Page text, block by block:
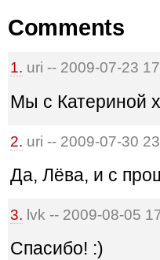
Comments
1. uri -- 2009-07-23
Мы с Катериной
2. uri -- 2009-07-30
Да, Лёва, и с
3. lvk -- 2009-08-05
Спасибо! :)